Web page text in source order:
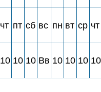
чт пт сб вс пн вт ср чт
10 10 10 Вв 10 10 10 10